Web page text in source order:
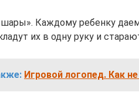
Каждому ребенку
их в одну руку и
Игровой логопед. Как